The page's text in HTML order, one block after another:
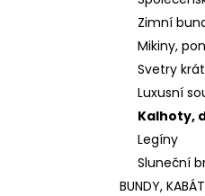
Zimní
Mikiny,
Svetry
Luxusní
Kalhoty,
Legíny
Sluneční
BUNDY,
LUXUSNÍ ZIMNÍ
KOŽEŠINOU
4 799 Kč
5 999